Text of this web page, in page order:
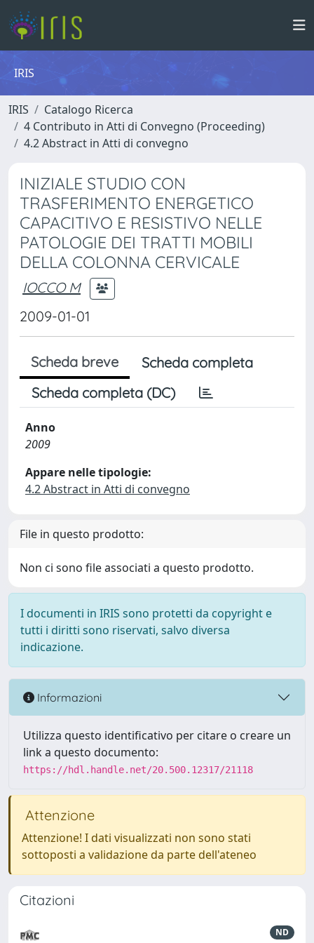
IRIS
IRIS
Catalogo Ricerca
4 Contributo in Atti di Convegno (Proceeding)
4.2 Abstract in Atti di convegno
INIZIALE STUDIO CON
TRASFERIMENTO ENERGETICO
CAPACITIVO E RESISTIVO NELLE
PATOLOGIE DEI TRATTI MOBILI
DELLA COLONNA CERVICALE
IOCCO M
2009-01-01
Scheda breve
Scheda completa
Scheda completa (DC)
Anno
2009
Appare nelle tipologie:
4.2 Abstract in Atti di convegno
File in questo prodotto:
Non ci sono file associati a questo prodotto.
I documenti in IRIS sono protetti da copyright e
tutti i diritti sono riservati, salvo diversa
indicazione.
Informazioni
Utilizza questo identificativo per citare o creare un
link a questo documento:
https://hdl.handle.net/20.500.12317/21118
Attenzione
Attenzione! I dati visualizzati non sono stati
sottoposti a validazione da parte dell'ateneo
Citazioni
ND